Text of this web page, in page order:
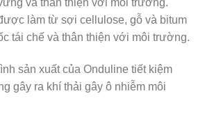
và thân thiện với môi trường.
làm từ sợi cellulose, gỗ và bitum
tái chế và thân thiện với môi trường.
sản xuất của Onduline tiết kiệm
gây ra khí thải gây ô nhiễm môi